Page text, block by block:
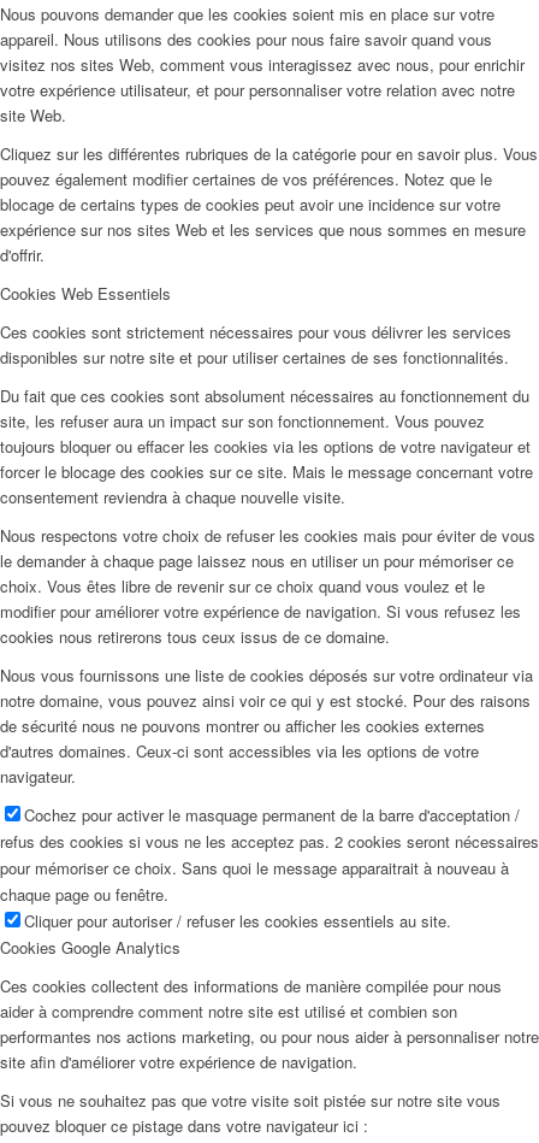
Nous pouvons demander que les cookies soient mis en place sur votre
appareil. Nous utilisons des cookies pour nous faire savoir quand vous
visitez nos sites Web, comment vous interagissez avec nous, pour enrichir
votre expérience utilisateur, et pour personnaliser votre relation avec notre
site Web.
Cliquez sur les différentes rubriques de la catégorie pour en savoir plus. Vous
pouvez également modifier certaines de vos préférences. Notez que le
blocage de certains types de cookies peut avoir une incidence sur votre
expérience sur nos sites Web et les services que nous sommes en mesure
d'offrir.
Cookies Web Essentiels
Ces cookies sont strictement nécessaires pour vous délivrer les services
disponibles sur notre site et pour utiliser certaines de ses fonctionnalités.
Du fait que ces cookies sont absolument nécessaires au fonctionnement du
site, les refuser aura un impact sur son fonctionnement. Vous pouvez
toujours bloquer ou effacer les cookies via les options de votre navigateur et
forcer le blocage des cookies sur ce site. Mais le message concernant votre
consentement reviendra à chaque nouvelle visite.
Nous respectons votre choix de refuser les cookies mais pour éviter de vous
le demander à chaque page laissez nous en utiliser un pour mémoriser ce
choix. Vous êtes libre de revenir sur ce choix quand vous voulez et le
modifier pour améliorer votre expérience de navigation. Si vous refusez les
cookies nous retirerons tous ceux issus de ce domaine.
Nous vous fournissons une liste de cookies déposés sur votre ordinateur via
notre domaine, vous pouvez ainsi voir ce qui y est stocké. Pour des raisons
de sécurité nous ne pouvons montrer ou afficher les cookies externes
d'autres domaines. Ceux-ci sont accessibles via les options de votre
navigateur.
Cochez pour activer le masquage permanent de la barre d'acceptation /
refus des cookies si vous ne les acceptez pas. 2 cookies seront nécessaires
pour mémoriser ce choix. Sans quoi le message apparaitrait à nouveau à
chaque page ou fenêtre.
Cliquer pour autoriser / refuser les cookies essentiels au site.
Cookies Google Analytics
Ces cookies collectent des informations de manière compilée pour nous
aider à comprendre comment notre site est utilisé et combien son
performantes nos actions marketing, ou pour nous aider à personnaliser notre
site afin d'améliorer votre expérience de navigation.
Si vous ne souhaitez pas que votre visite soit pistée sur notre site vous
pouvez bloquer ce pistage dans votre navigateur ici :